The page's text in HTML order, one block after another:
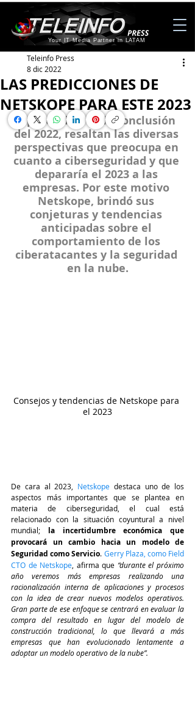
Your IT Media Partner in LATAM
LAS PREDICCIONES DE
NETSKOPE PARA ESTE 2023
Teleinfo Press
8 dic 2022
A pocos días de la conclusión
del 2022, resaltan las diversas
perspectivas que preocupa en
cuanto a ciberseguridad y que
depararía el 2023 a las
empresas. Por este motivo
Netskope, brindó sus
conjeturas y tendencias
anticipadas sobre el
comportamiento de los
ciberatacantes y la seguridad
en la nube.
Consejos y tendencias de Netskope para
el 2023
De cara al 2023, Netskope destaca uno de los
aspectos más importantes que se plantea en
materia de ciberseguridad, el cual está
relacionado con la situación coyuntural a nivel
mundial; la incertidumbre económica que
provocará un cambio hacia un modelo de
Seguridad como Servicio. Gerry Plaza, como Field
CTO de Netskope , afirma que “durante el próximo
año veremos más empresas realizando una
racionalización interna de aplicaciones y procesos
con la idea de crear nuevos modelos operativos.
Gran parte de ese enfoque se centrará en evaluar la
compra del resultado en lugar del modelo de
construcción tradicional, lo que llevará a más
empresas que han evolucionado lentamente a
adoptar un modelo operativo de la nube”.